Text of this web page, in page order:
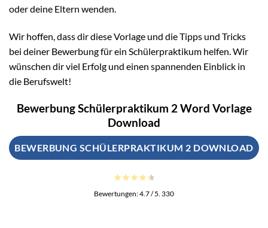
oder deine Eltern wenden.
Wir hoffen, dass dir diese Vorlage und die Tipps und Tricks
bei deiner Bewerbung für ein Schülerpraktikum helfen. Wir
wünschen dir viel Erfolg und einen spannenden Einblick in
die Berufswelt!
Bewerbung Schülerpraktikum 2 Word Vorlage
Download
BEWERBUNG SCHÜLERPRAKTIKUM 2 DOWNLOAD
Bewertungen:4.7/ 5. 330